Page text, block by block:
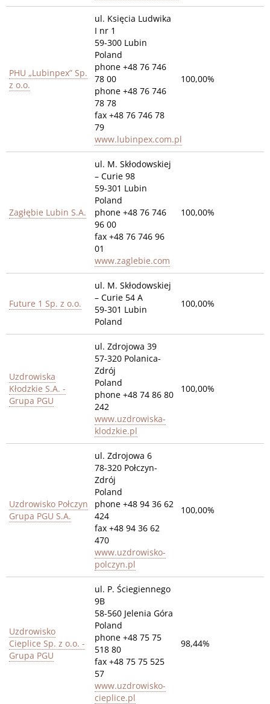
PHU „Lubinpex” Sp.
z o.o.
ul. Księcia Ludwika
I nr 1
59-300 Lubin
Poland
phone +48 76 746
78 00
phone +48 76 746
78 78
fax +48 76 746 78
79
www.lubinpex.com.pl
100,00%
Zagłębie Lubin S.A.
ul. M. Skłodowskiej
– Curie 98
59-301 Lubin
Poland
phone +48 76 746
96 00
fax +48 76 746 96
01
www.zaglebie.com
100,00%
Future 1 Sp. z o.o.
ul. M. Skłodowskiej
– Curie 54 A
59-301 Lubin
Poland
100,00%
Uzdrowiska
Kłodzkie S.A. -
Grupa PGU
ul. Zdrojowa 39
57-320 Polanica-
Zdrój
Poland
phone +48 74 86 80
242
www.uzdrowiska-
klodzkie.pl
100,00%
Uzdrowisko Połczyn
Grupa PGU S.A.
ul. Zdrojowa 6
78-320 Połczyn-
Zdrój
Poland
phone +48 94 36 62
424
fax +48 94 36 62
470
www.uzdrowisko-
polczyn.pl
100,00%
Uzdrowisko
Cieplice Sp. z o.o. -
Grupa PGU
ul. P. Ściegiennego
9B
58-560 Jelenia Góra
Poland
phone +48 75 75
518 80
fax +48 75 75 525
57
www.uzdrowisko-
cieplice.pl
98,44%